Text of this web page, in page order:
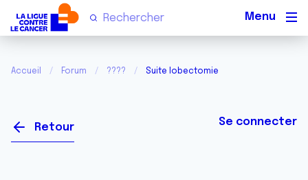
Accueil Forum ???? Suite lobectomie
Retour Se connecter